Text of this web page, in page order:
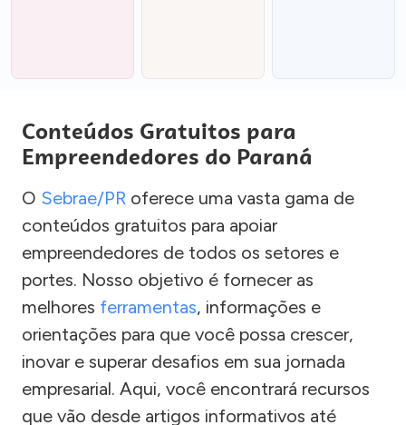
Conteúdos Gratuitos para
Empreendedores do Paraná
O Sebrae/PR oferece uma vasta gama de
conteúdos gratuitos para apoiar
empreendedores de todos os setores e
portes. Nosso objetivo é fornecer as
melhores ferramentas, informações e
orientações para que você possa crescer,
inovar e superar desafios em sua jornada
empresarial. Aqui, você encontrará recursos
que vão desde artigos informativos até